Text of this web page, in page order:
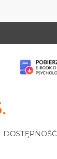
DOSTĘPNOŚĆ